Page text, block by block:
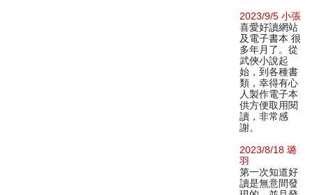
2023/9/5 小張
喜愛好讀網站
及電子書本 很
多年月了。從
武俠小說起
始，到各種書
類，幸得有心
人製作電子本
供方便取用閱
讀，非常感
謝。
2023/8/18 璐
羽
第一次知道好
讀是無意間發